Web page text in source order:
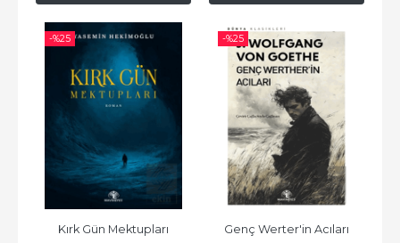
-%25
Kırk Gün Mektupları
-%25
Genç Werter'in Acıları